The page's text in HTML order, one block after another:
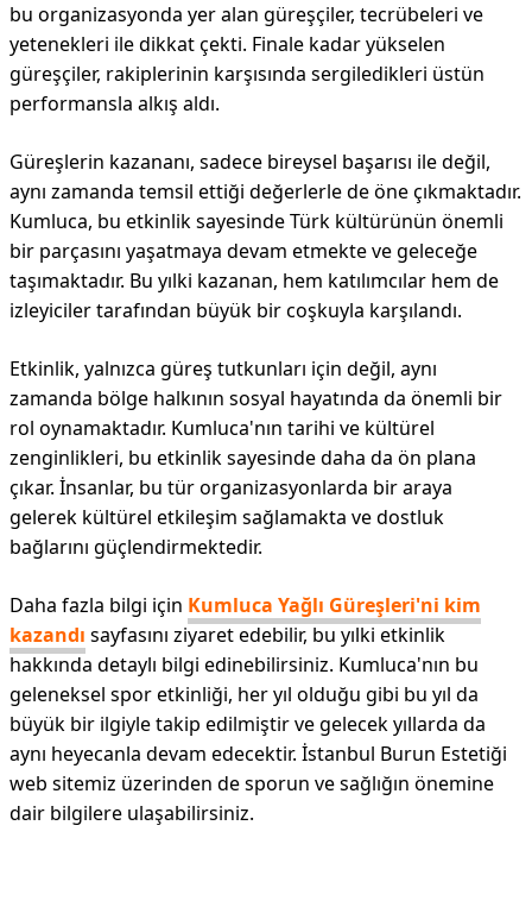
bu organizasyonda yer alan güreşçiler, tecrübeleri ve
yetenekleri ile dikkat çekti. Finale kadar yükselen
güreşçiler, rakiplerinin karşısında sergiledikleri üstün
performansla alkış aldı.
Güreşlerin kazananı, sadece bireysel başarısı ile değil,
aynı zamanda temsil ettiği değerlerle de öne çıkmaktadır.
Kumluca, bu etkinlik sayesinde Türk kültürünün önemli
bir parçasını yaşatmaya devam etmekte ve geleceğe
taşımaktadır. Bu yılki kazanan, hem katılımcılar hem de
izleyiciler tarafından büyük bir coşkuyla karşılandı.
Etkinlik, yalnızca güreş tutkunları için değil, aynı
zamanda bölge halkının sosyal hayatında da önemli bir
rol oynamaktadır. Kumluca'nın tarihi ve kültürel
zenginlikleri, bu etkinlik sayesinde daha da ön plana
çıkar. İnsanlar, bu tür organizasyonlarda bir araya
gelerek kültürel etkileşim sağlamakta ve dostluk
bağlarını güçlendirmektedir.
Daha fazla bilgi için Kumluca Yağlı Güreşleri'ni kim
kazandı sayfasını ziyaret edebilir, bu yılki etkinlik
hakkında detaylı bilgi edinebilirsiniz. Kumluca'nın bu
geleneksel spor etkinliği, her yıl olduğu gibi bu yıl da
büyük bir ilgiyle takip edilmiştir ve gelecek yıllarda da
aynı heyecanla devam edecektir. İstanbul Burun Estetiği
web sitemiz üzerinden de sporun ve sağlığın önemine
dair bilgilere ulaşabilirsiniz.